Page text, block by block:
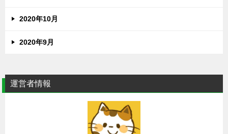
2020年10月
2020年9月
運営者情報